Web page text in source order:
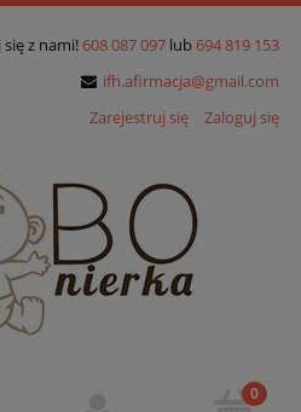
z nami! 608 087 097 lub 694 819 153
ifh.afirmacja@gmail.com
Zarejestruj się
Zaloguj się